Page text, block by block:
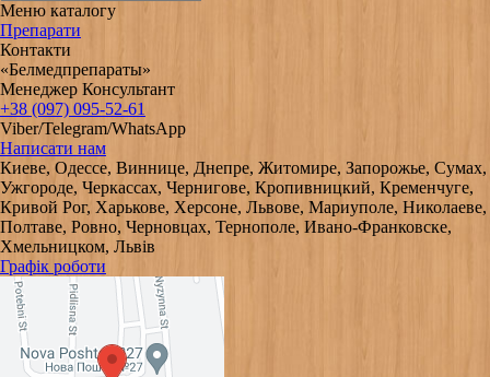
Меню каталогу
Препарати
Контакти
«Белмедпрепараты»
Менеджер Консультант
+38 (097) 095-52-61
Viber/Telegram/WhatsApp
Написати нам
Киеве, Одессе, Виннице, Днепре, Житомире, Запорожье, Сумах,
Ужгороде, Черкассах, Чернигове, Кропивницкий, Кременчуге,
Кривой Рог, Харькове, Херсоне, Львове, Мариуполе, Николаеве,
Полтаве, Ровно, Черновцах, Тернополе, Ивано-Франковске,
Хмельницком, Львів
Графік роботи